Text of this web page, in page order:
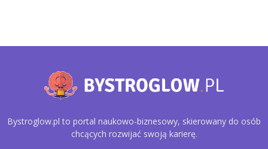
Bystroglow.pl to portal naukowo-biznesowy, skierowany do osób
chcących rozwijać swoją karierę.